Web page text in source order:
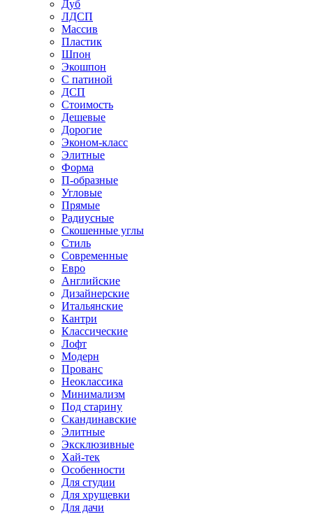
Дуб
ЛДСП
Массив
Пластик
Шпон
Экошпон
С патиной
ДСП
Стоимость
Дешевые
Дорогие
Эконом-класс
Элитные
Форма
П-образные
Угловые
Прямые
Радиусные
Скошенные углы
Стиль
Современные
Евро
Английские
Дизайнерские
Итальянские
Кантри
Классические
Лофт
Модерн
Прованс
Неоклассика
Минимализм
Под старину
Скандинавские
Элитные
Эксклюзивные
Хай-тек
Особенности
Для студии
Для хрущевки
Для дачи